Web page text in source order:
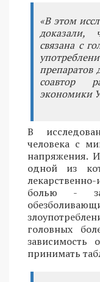
«В этом
доказали,
связана с
препаратов
соавтор
экономики
В
человека с
напряжения.
одной из
болью -
головных
зависимость
принимать